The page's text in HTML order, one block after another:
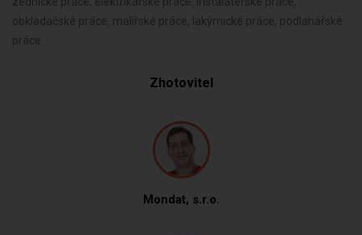
obkladačské práce, malířské práce, lakýrnické práce, podlahářské
práce
Zhotovitel
Mondat, s.r.o.